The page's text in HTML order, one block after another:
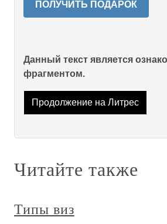
ПОЛУЧИТЬ ПОДАРОК
Данный текст является
фрагментом.
Продолжение на Литрес
Читайте также
Типы виз